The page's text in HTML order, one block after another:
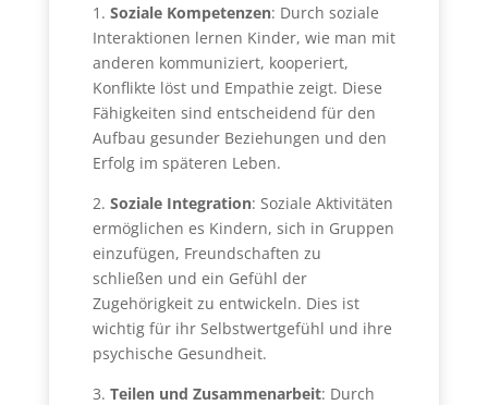
1. Soziale Kompetenzen: Durch soziale
Interaktionen lernen Kinder, wie man mit
anderen kommuniziert, kooperiert,
Konflikte löst und Empathie zeigt. Diese
Fähigkeiten sind entscheidend für den
Aufbau gesunder Beziehungen und den
Erfolg im späteren Leben.
2. Soziale Integration: Soziale Aktivitäten
ermöglichen es Kindern, sich in Gruppen
einzufügen, Freundschaften zu
schließen und ein Gefühl der
Zugehörigkeit zu entwickeln. Dies ist
wichtig für ihr Selbstwertgefühl und ihre
psychische Gesundheit.
3. Teilen und Zusammenarbeit: Durch